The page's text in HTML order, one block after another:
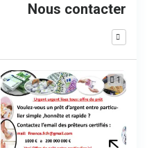
Nous contacter
1